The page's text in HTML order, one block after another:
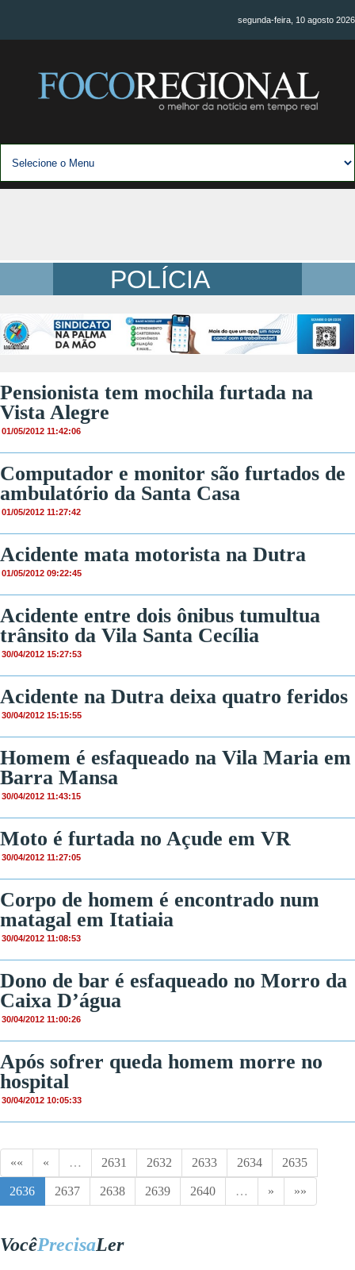
segunda-feira, 10 agosto 2026
POLÍCIA
Pensionista tem mochila furtada na
Vista Alegre
01/05/2012 11:42:06
Computador e monitor são furtados de
ambulatório da Santa Casa
01/05/2012 11:27:42
Acidente mata motorista na Dutra
01/05/2012 09:22:45
Acidente entre dois ônibus tumultua
trânsito da Vila Santa Cecília
30/04/2012 15:27:53
Acidente na Dutra deixa quatro feridos
30/04/2012 15:15:55
Homem é esfaqueado na Vila Maria em
Barra Mansa
30/04/2012 11:43:15
Moto é furtada no Açude em VR
30/04/2012 11:27:05
Corpo de homem é encontrado num
matagal em Itatiaia
30/04/2012 11:08:53
Dono de bar é esfaqueado no Morro da
Caixa D’água
30/04/2012 11:00:26
Após sofrer queda homem morre no
hospital
30/04/2012 10:05:33
«« « … 2631 2632 2633 2634 2635
2636 2637 2638 2639 2640 … » »»
VocêPrecisaLer